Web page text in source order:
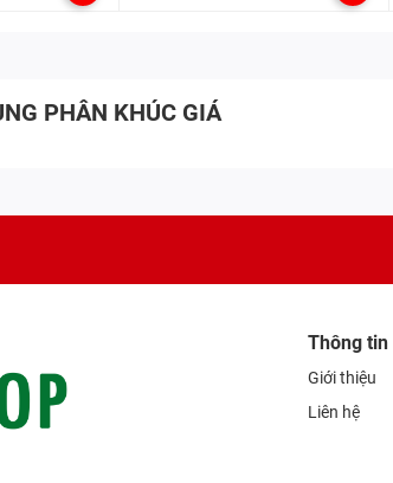
PHÂN KHÚC GIÁ
Thông tin
Giới thiệu
Liên hệ